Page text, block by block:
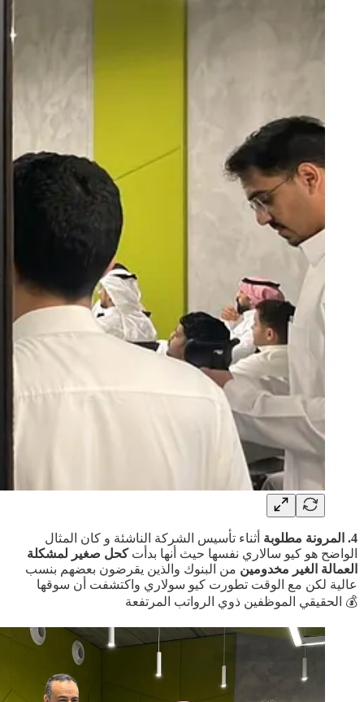
4. المرونة مطلوبة أثناء تأسيس الشركة الناشئة و كان المثال
الواضح هو ‪كيو سالاري نفسها حيث أنها بدأت
كحل صغير لمشكلة
العمالة الغير مخدومين من البنوك والذين يقرضون بعضهم بنسب
عالية لكن مع الوقت تطورت كيو سولاري واكتشفت أن سوقها
الحقيقي الموظفين ذوي الرواتب المرتفعة 💰